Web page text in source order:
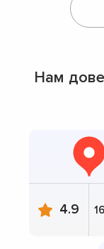
Нам
4.9